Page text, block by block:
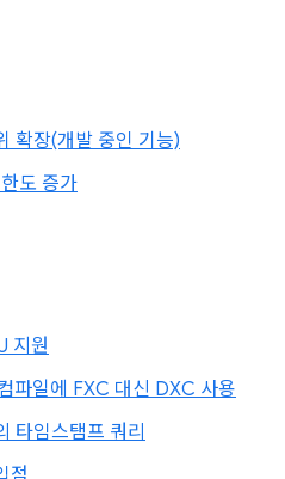
확장(개발 중인 기능)
도 증가
지원
파일에 FXC 대신 DXC 사용
타임스탬프 쿼리